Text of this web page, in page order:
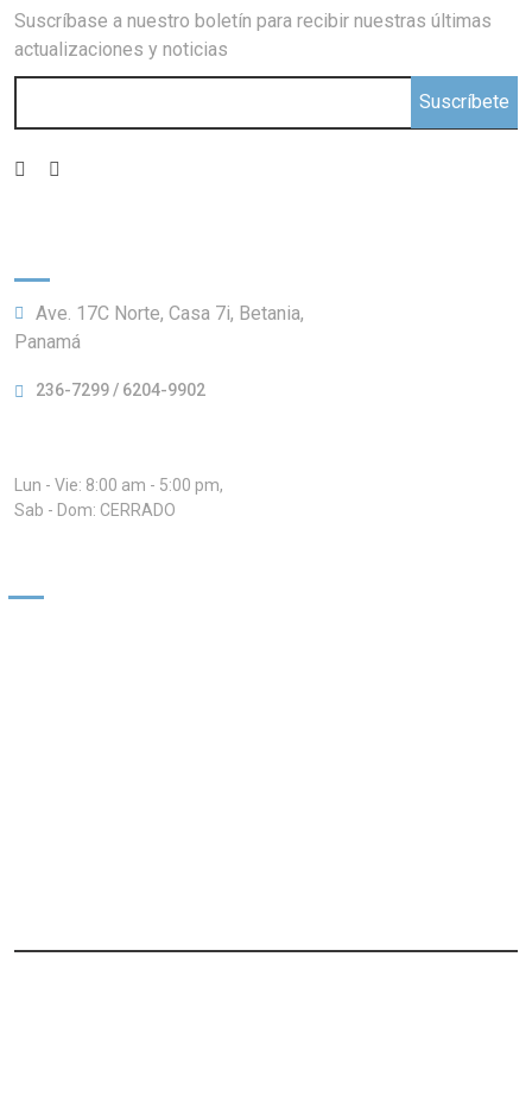
Suscríbase a nuestro boletín para recibir nuestras últimas
actualizaciones y noticias
Suscríbete
Ave. 17C Norte, Casa 7i, Betania,
Panamá
236-7299 / 6204-9902
Lun - Vie: 8:00 am - 5:00 pm,
Sab - Dom: CERRADO